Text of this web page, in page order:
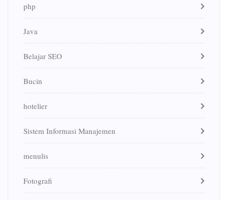
php
Java
Belajar SEO
Bucin
hotelier
Sistem Informasi Manajemen
menulis
Fotografi